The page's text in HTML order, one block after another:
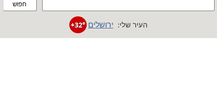
חפוש
אמריקה
העיר שלי: ירושלים +32°